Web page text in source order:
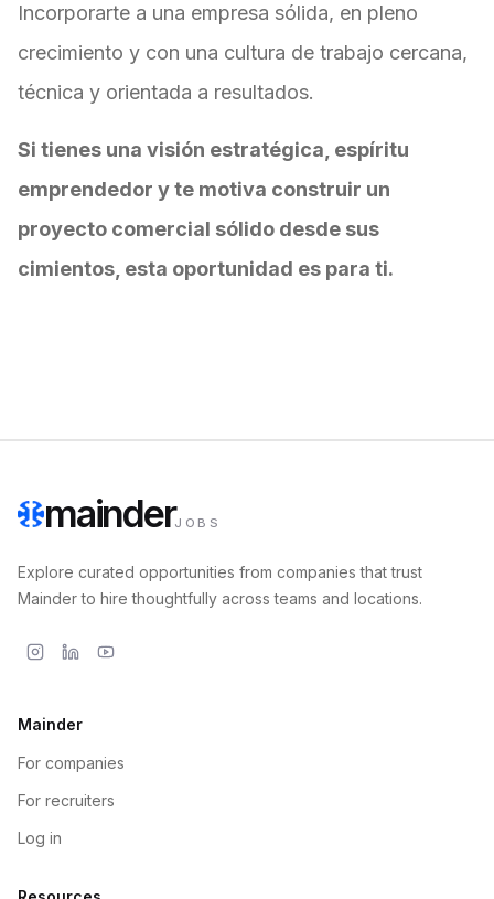
Incorporarte a una empresa sólida, en pleno
crecimiento y con una cultura de trabajo cercana,
técnica y orientada a resultados.
Si tienes una visión estratégica, espíritu
emprendedor y te motiva construir un
proyecto comercial sólido desde sus
cimientos, esta oportunidad es para ti.
mainderJOBS
Explore curated opportunities from companies that trust
Mainder to hire thoughtfully across teams and locations.
Mainder
For companies
For recruiters
Log in